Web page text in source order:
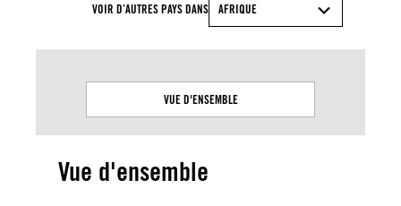
VOIR D’AUTRES PAYS DANS AFRIQUE
VUE D'ENSEMBLE
Vue d'ensemble